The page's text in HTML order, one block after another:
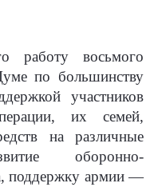
работу восьмого
по большинству
участников
их семей,
на различные
оборонно-
поддержку армии —